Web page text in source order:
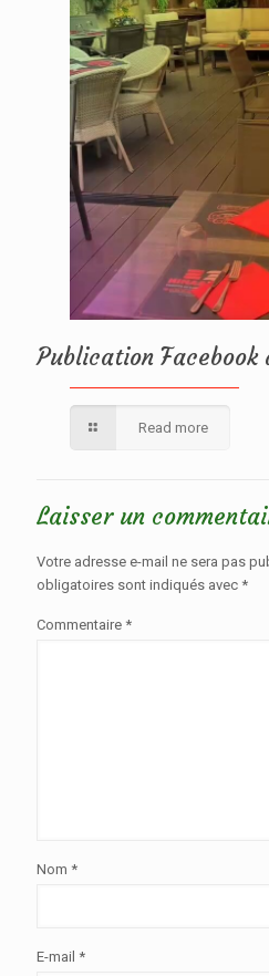
Publication
Read more
Laisser un
Votre adresse e-mail ne sera pas
obligatoires sont indiqués avec *
Commentaire *
Nom *
E-mail *